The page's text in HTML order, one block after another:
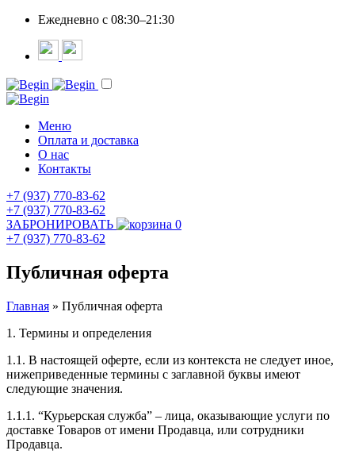
Ежедневно c 08:30–21:30
Меню
Оплата и доставка
О нас
Контакты
+7 (937) 770-83-62
+7 (937) 770-83-62
ЗАБРОНИРОВАТЬ
0
+7 (937) 770-83-62
Публичная оферта
Главная » Публичная оферта
1. Термины и определения
1.1. В настоящей оферте, если из контекста не следует иное,
нижеприведенные термины с заглавной буквы имеют
следующие значения.
1.1.1. “Курьерская служба” – лица, оказывающие услуги по
доставке Товаров от имени Продавца, или сотрудники
Продавца.